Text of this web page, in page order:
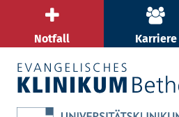
Notfall Karriere